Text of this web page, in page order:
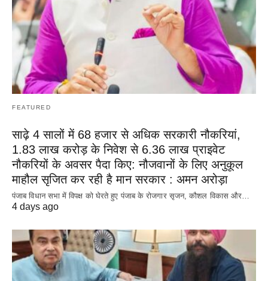
FEATURED
साढ़े 4 सालों में 68 हजार से अधिक सरकारी नौकरियां,
1.83 लाख करोड़ के निवेश से 6.36 लाख प्राइवेट
नौकरियों के अवसर पैदा किए: नौजवानों के लिए अनुकूल
माहौल सृजित कर रही है मान सरकार : अमन अरोड़ा
पंजाब विधान सभा में विपक्ष को घेरते हुए पंजाब के रोजगार सृजन, कौशल विकास और…
4 days ago